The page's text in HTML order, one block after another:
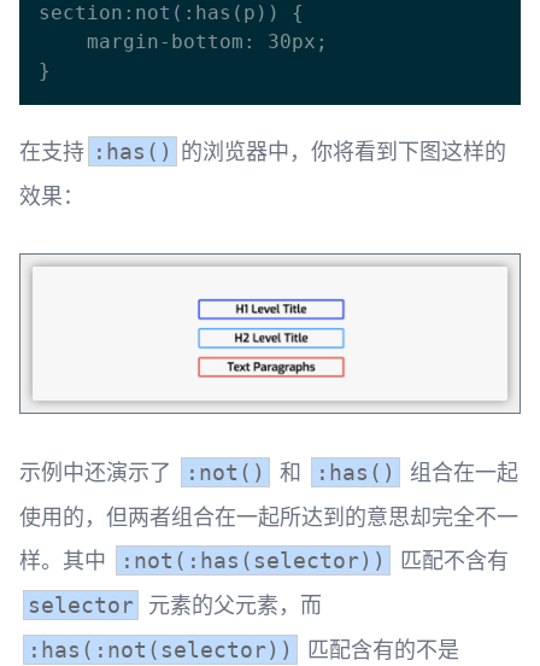
section:not(:has(p)) {
在支持 :has() 的浏览器中，你将看到下图这样的
效果：
示例中还演示了 :not() 和 :has()
组合在一起
使用的，但两者组合在一起所达到的意思却完全不一
样。其中
:not(:has(selector)) 匹配不含有
selector 元素的父元素，而
:has(:not(selector)) 匹配含有的不是